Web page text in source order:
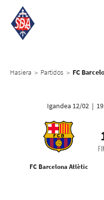
Hasiera > Partidos >
Igandea 12/02 |
FC Barcelona Atlètic